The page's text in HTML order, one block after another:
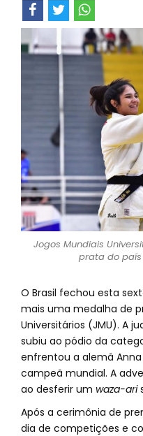
Jogos Mundiais
prata do país
O Brasil fechou esta
mais uma medalha de
Universitários (JMU). A
subiu ao pódio da
enfrentou a alemã
campeã mundial. A
ao desferir um waza-ari
Após a cerimônia de
dia de competições e